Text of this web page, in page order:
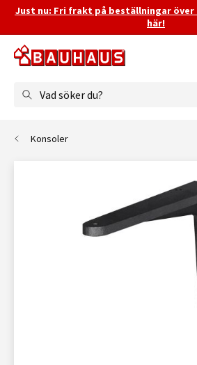
Just nu: Fri frakt på beställningar över
här!
Vad söker du?
Konsoler